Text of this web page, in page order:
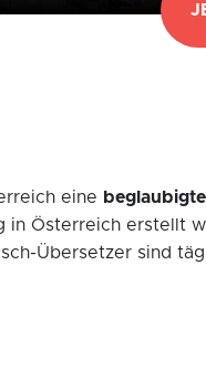
eine
in Österreich erstellt
Übersetzer sind